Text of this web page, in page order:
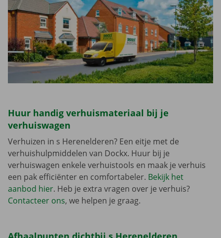
Huur handig verhuismateriaal bij je
verhuiswagen
Verhuizen in s Herenelderen? Een eitje met de
verhuishulpmiddelen van Dockx. Huur bij je
verhuiswagen enkele verhuistools en maak je verhuis
een pak efficiënter en comfortabeler. Bekijk het
aanbod hier. Heb je extra vragen over je verhuis?
Contacteer ons, we helpen je graag.